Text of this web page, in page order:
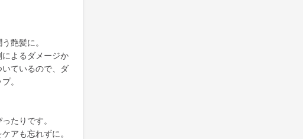
艶髪に。
よるダメージか
ているので、ダ
。
たりです。
アも忘れずに。